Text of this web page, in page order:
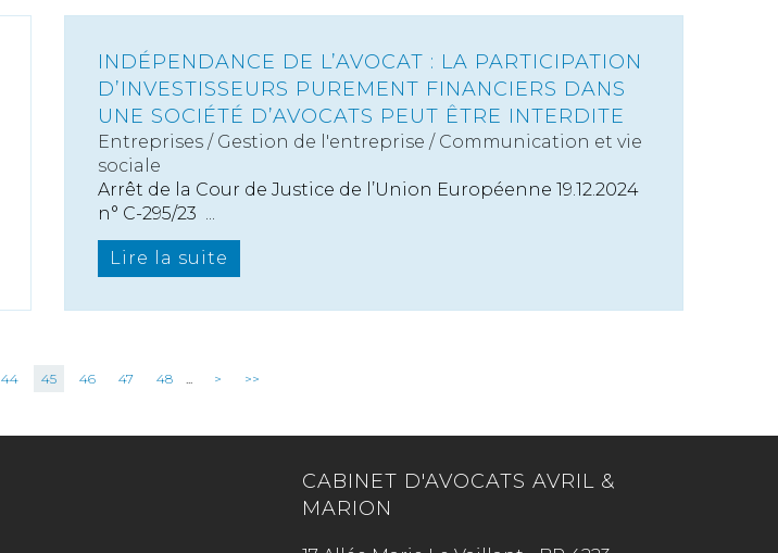
INDÉPENDANCE DE L’AVOCAT : LA PARTICIPATION
D’INVESTISSEURS PUREMENT FINANCIERS DANS
UNE SOCIÉTÉ D’AVOCATS PEUT ÊTRE INTERDITE
Entreprises / Gestion de l'entreprise / Communication et vie
sociale
Arrêt de la Cour de Justice de l’Union Européenne 19.12.2024
n° C-295/23 ...
Lire la suite
44 45 46 47 48 ... > >>
CABINET D'AVOCATS AVRIL &
MARION